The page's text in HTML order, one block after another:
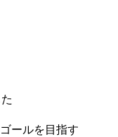
ールを目指す